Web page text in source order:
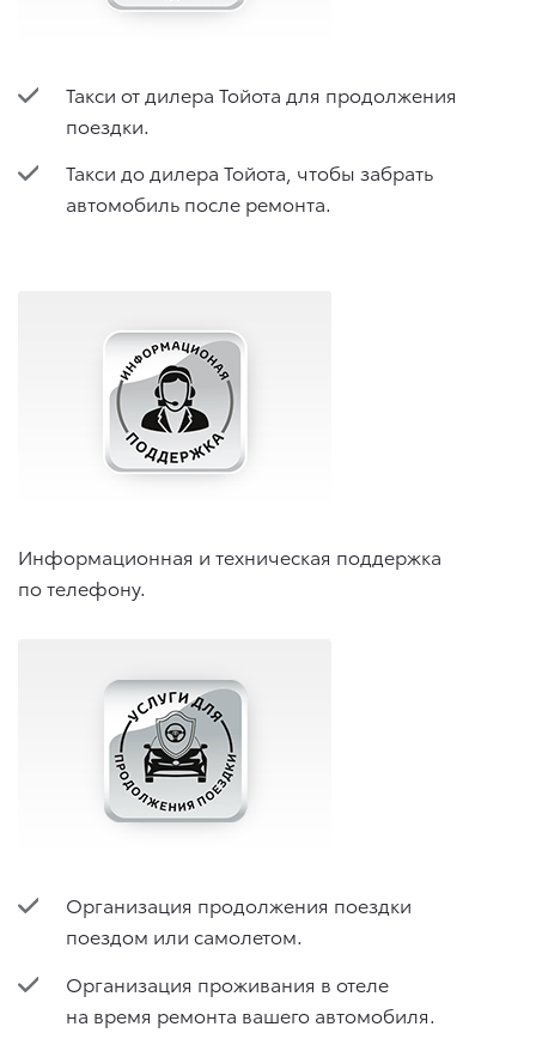
Такси от дилера Тойота для продолжения
поездки.
Такси до дилера Тойота, чтобы забрать
автомобиль после ремонта.
Информационная и техническая поддержка
по телефону.
Организация продолжения поездки
поездом или самолетом.
Организация проживания в отеле
на время ремонта вашего автомобиля.